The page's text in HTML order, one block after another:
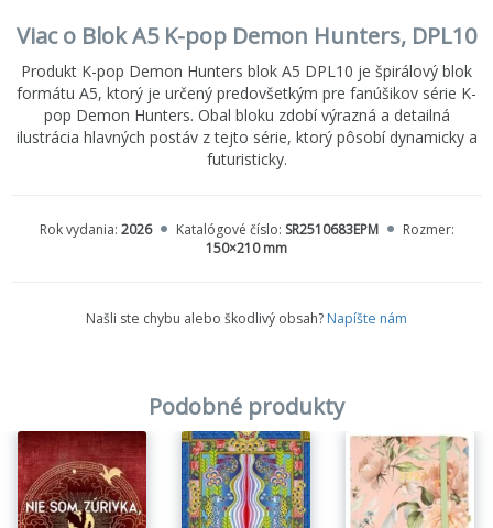
Viac o Blok A5 K-pop Demon Hunters, DPL10
Produkt K-pop Demon Hunters blok A5 DPL10 je špirálový blok
formátu A5, ktorý je určený predovšetkým pre fanúšikov série K-
pop Demon Hunters. Obal bloku zdobí výrazná a detailná
ilustrácia hlavných postáv z tejto série, ktorý pôsobí dynamicky a
futuristicky.
Rok vydania: 2026 Katalógové číslo: SR2510683EPM
Rozmer:
150×210 mm
Našli ste chybu alebo škodlivý obsah? Napíšte nám
Podobné produkty